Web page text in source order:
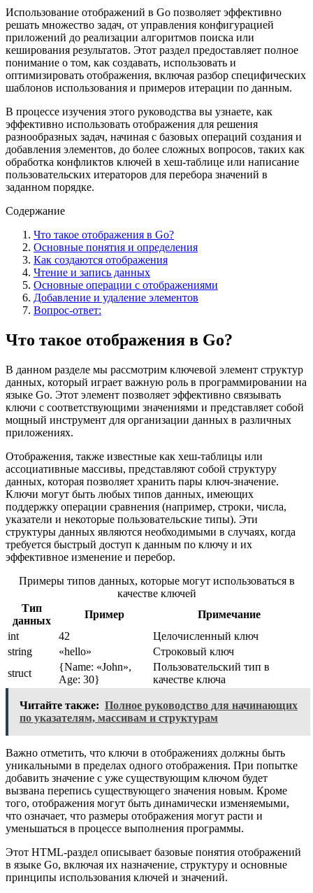
Использование отображений в Go позволяет эффективно
решать множество задач, от управления конфигурацией
приложений до реализации алгоритмов поиска или
кеширования результатов. Этот раздел предоставляет полное
понимание о том, как создавать, использовать и
оптимизировать отображения, включая разбор специфических
шаблонов использования и примеров итерации по данным.
В процессе изучения этого руководства вы узнаете, как
эффективно использовать отображения для решения
разнообразных задач, начиная с базовых операций создания и
добавления элементов, до более сложных вопросов, таких как
обработка конфликтов ключей в хеш-таблице или написание
пользовательских итераторов для перебора значений в
заданном порядке.
Содержание
Что такое отображения в Go?
Основные понятия и определения
Как создаются отображения
Чтение и запись данных
Основные операции с отображениями
Добавление и удаление элементов
Вопрос-ответ:
Что такое отображения в Go?
В данном разделе мы рассмотрим ключевой элемент структур
данных, который играет важную роль в программировании на
языке Go. Этот элемент позволяет эффективно связывать
ключи с соответствующими значениями и представляет собой
мощный инструмент для организации данных в различных
приложениях.
Отображения, также известные как хеш-таблицы или
ассоциативные массивы, представляют собой структуру
данных, которая позволяет хранить пары ключ-значение.
Ключи могут быть любых типов данных, имеющих
поддержку операции сравнения (например, строки, числа,
указатели и некоторые пользовательские типы). Эти
структуры данных являются необходимыми в случаях, когда
требуется быстрый доступ к данным по ключу и их
эффективное изменение и перебор.
Примеры типов данных, которые могут использоваться в
качестве ключей
Тип
данных
Пример
Примечание
int
42
Целочисленный ключ
string
«hello»
Строковый ключ
struct
{Name: «John»,
Age: 30}
Пользовательский тип в
качестве ключа
Читайте также: Полное руководство для начинающих
по указателям, массивам и структурам
Важно отметить, что ключи в отображениях должны быть
уникальными в пределах одного отображения. При попытке
добавить значение с уже существующим ключом будет
вызвана перепись существующего значения новым. Кроме
того, отображения могут быть динамически изменяемыми,
что означает, что размеры отображения могут расти и
уменьшаться в процессе выполнения программы.
Этот HTML-раздел описывает базовые понятия отображений
в языке Go, включая их назначение, структуру и основные
принципы использования ключей и значений.